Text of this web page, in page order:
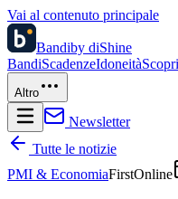
Vai al contenuto principale
Bandiby diShine
BandiScadenzeIdoneitàScopri
Altro
Newsletter
Tutte le notizie
PMI & EconomiaFirstOnline